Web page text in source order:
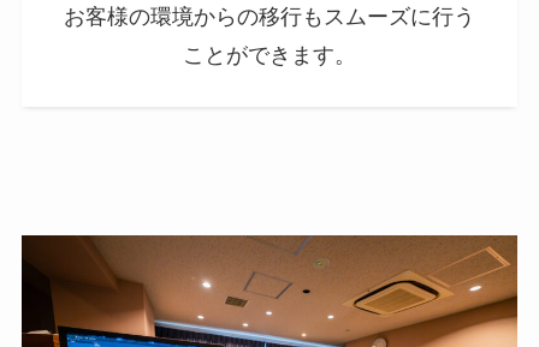
お客様の環境からの移行もスムーズに行う
ことができます。